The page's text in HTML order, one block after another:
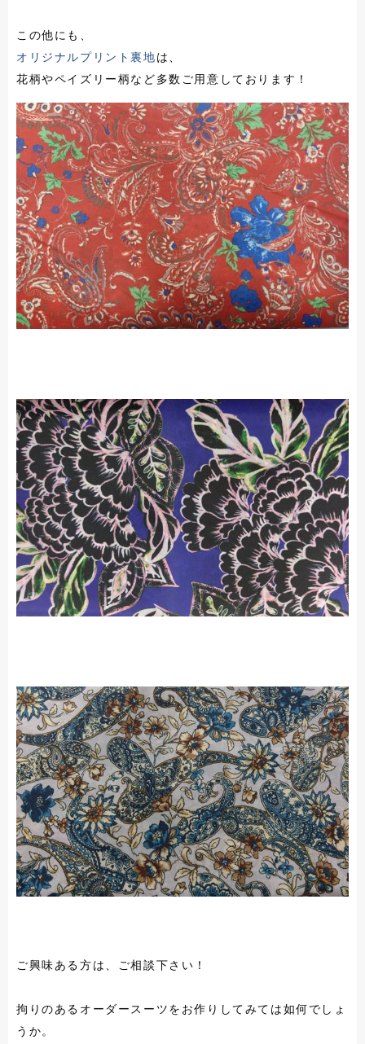
この他にも、
オリジナルプリント裏地は、
花柄やペイズリー柄など多数ご用意しております！
ご興味ある方は、ご相談下さい！
拘りのあるオーダースーツをお作りしてみては如何でしょ
うか。